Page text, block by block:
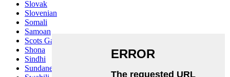
Slovak
Slovenian
Somali
Samoan
Scots Gaelic
Shona
Sindhi
Sundanese